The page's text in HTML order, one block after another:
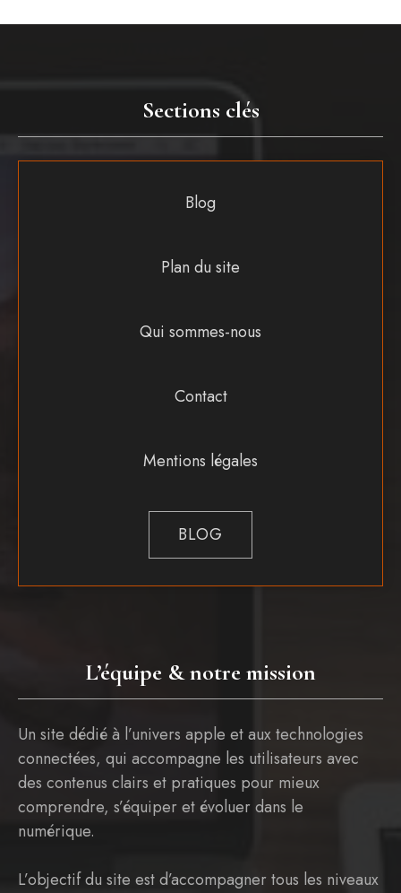
L’équipe & notre mission
Un site dédié à l’univers apple et aux technologies
connectées, qui accompagne les utilisateurs avec
des contenus clairs et pratiques pour mieux
comprendre, s’équiper et évoluer dans le
numérique.
L’objectif du site est d’accompagner tous les niveaux
Sections clés
Blog
Plan du site
Qui sommes-nous
Contact
Mentions légales
BLOG